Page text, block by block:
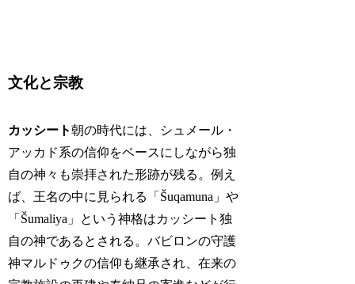
文化と宗教
カッシート朝の時代には、シュメール・
アッカド系の信仰をベースにしながら独
自の神々も崇拝された形跡が残る。例え
ば、王名の中に見られる「Šuqamuna」や
「Šumaliya」という神格はカッシート独
自の神であるとされる。バビロンの守護
神マルドゥクの信仰も継承され、在来の